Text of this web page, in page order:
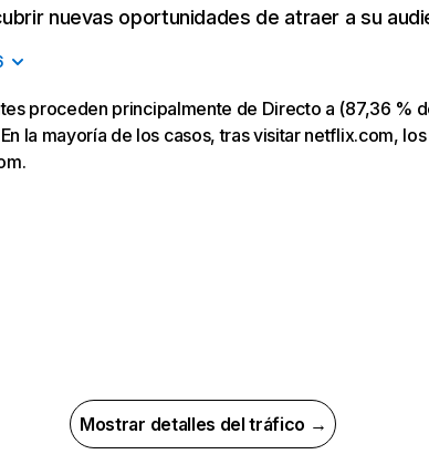
nuevas oportunidades de atraer a su
proceden principalmente de Directo a (87,36 %
la mayoría de los casos, tras visitar netflix.com,
Mostrar detalles del tráfico →